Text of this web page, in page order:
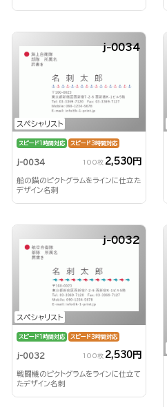
スペシャリスト
j-0034
スピード1時間対応 スピード3時間対応
j-0034 100枚 2,530円
船の錨のピクトグラムをラインに仕立た
デザイン名刺
スペシャリスト
j-0032
スピード1時間対応 スピード3時間対応
j-0032 100枚 2,530円
戦闘機のピクトグラムをラインに仕立て
たデザイン名刺